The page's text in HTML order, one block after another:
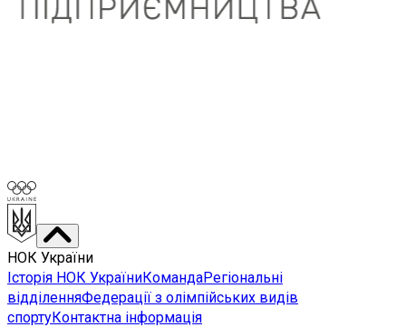
НОК України
Історія НОК УкраїниКомандаРегіональні
відділенняФедерації з олімпійських видів
спортуКонтактна інформація